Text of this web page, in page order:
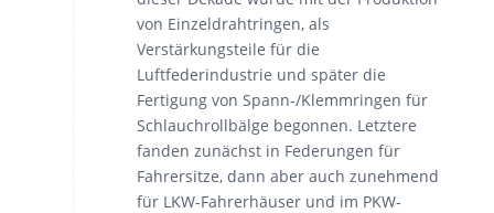
von Einzeldrahtringen, als
Verstärkungsteile für die
Luftfederindustrie und später die
Fertigung von Spann-/Klemmringen für
Schlauchrollbälge begonnen. Letztere
fanden zunächst in Federungen für
Fahrersitze, dann aber auch zunehmend
für LKW-Fahrerhäuser und im PKW-